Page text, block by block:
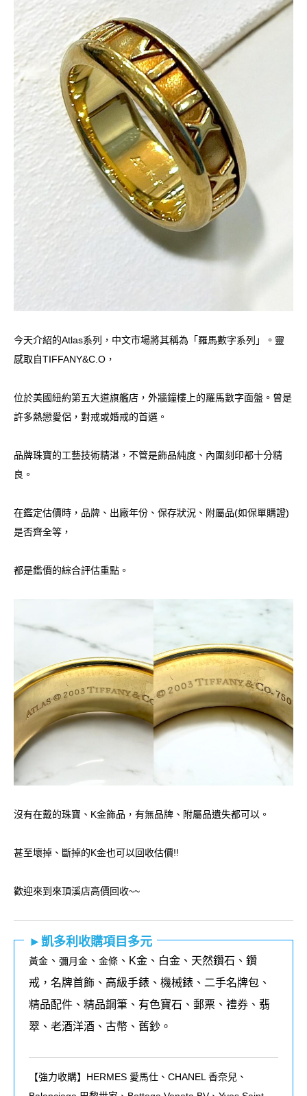
今天介紹的Atlas系列，中文市場將其稱為「羅馬數字系列」。靈
感取自TIFFANY&C.O，
位於美國紐約第五大道旗艦店，外牆鐘樓上的羅馬數字面盤。曾是
許多熱戀愛侶，對戒或婚戒的首選。
品牌珠寶的工藝技術精湛，不管是飾品純度、內圍刻印都十分精
良。
在鑑定估價時，品牌、出廠年份、保存狀況、附屬品(如保單購證)
是否齊全等，
都是鑑價的綜合評估重點。
沒有在戴的珠寶、K金飾品，有無品牌、附屬品遺失都可以。
甚至壞掉、斷掉的K金也可以回收估價!!
歡迎來到來頂溪店高價回收~~
►凱多利收購項目多元
黃金 、 彌月金 、 金條 、K金、白金、天然鑽石、鑽
戒，名牌首飾、高級手錶、機械錶、二手名牌包、
精品配件、精品鋼筆、有色寶石、郵票、禮券、翡
翠、老酒洋酒、古幣、舊鈔。
【強力收購】HERMES 愛馬仕、CHANEL 香奈兒、